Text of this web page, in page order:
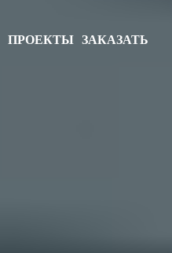
ПРОЕКТЫ ЗАКАЗАТЬ